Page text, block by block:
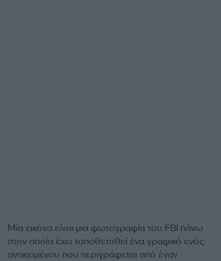
Μία εικόνα είναι μια φωτογραφία του FBI πάνω
στην οποία έχει τοποθετηθεί ένα γραφικό ενός
αντικειμένου που περιγράφεται από έναν